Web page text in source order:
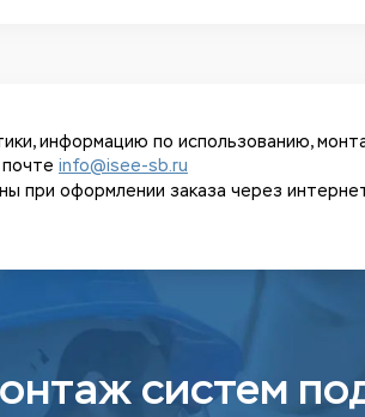
информацию по использованию,
info@isee-sb.ru
при оформлении заказа через
систем